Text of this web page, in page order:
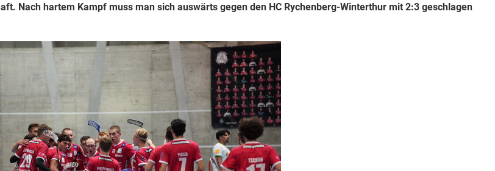
Nach hartem Kampf muss man sich auswärts gegen den HC Rychenberg-Winterthur mit 2:3 geschlagen